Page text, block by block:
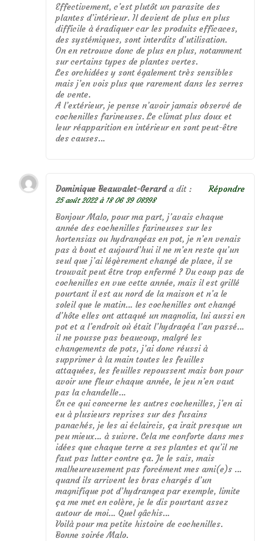
Effectivement, c’est plutôt un parasite des
plantes d’intérieur. Il devient de plus en plus
difficile à éradiquer car les produits efficaces,
des systémiques, sont interdits d’utilisation.
On en retrouve donc de plus en plus, notamment
sur certains types de plantes vertes.
Les orchidées y sont également très sensibles
mais j’en vois plus que rarement dans les serres
de vente.
A l’extérieur, je pense n’avoir jamais observé de
cochenilles farineuses. Le climat plus doux et
leur réapparition en intérieur en sont peut-être
des causes…
Dominique Beauvalet-Gerard a dit :
25 août 2022 à 18 06 39 08398
Bonjour Malo, pour ma part, j’avais chaque
année des cochenilles farineuses sur les
hortensias ou hydrangéas en pot, je n’en venais
pas à bout et aujourd’hui il ne m’en reste qu’un
seul que j’ai légèrement changé de place, il se
trouvait peut être trop enfermé ? Du coup pas de
cochenilles en vue cette année, mais il est grillé
pourtant il est au nord de la maison et n’a le
soleil que le matin… les cochenilles ont changé
d’hôte elles ont attaqué un magnolia, lui aussi en
pot et a l’endroit où était l’hydragéa l’an passé…
il ne pousse pas beaucoup, malgré les
changements de pots, j’ai donc réussi à
supprimer à la main toutes les feuilles
attaquées, les feuilles repoussent mais bon pour
avoir une fleur chaque année, le jeu n’en vaut
pas la chandelle…
En ce qui concerne les autres cochenilles, j’en ai
eu à plusieurs reprises sur des fusains
panachés, je les ai éclaircis, ça irait presque un
peu mieux… à suivre. Cela me conforte dans mes
idées que chaque terre a ses plantes et qu’il ne
faut pas lutter contre ça. Je le sais, mais
malheureusement pas forcément mes ami(e)s …
quand ils arrivent les bras chargés d’un
magnifique pot d’hydrangea par exemple, limite
ça me met en colère, je le dis pourtant assez
autour de moi… Quel gâchis…
Voilà pour ma petite histoire de cochenilles.
Bonne soirée Malo.
Répondre